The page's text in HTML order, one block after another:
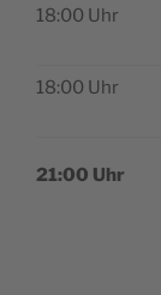
18:00 Uhr
18:00 Uhr
21:00 Uhr